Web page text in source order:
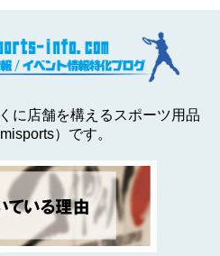
に店舗を構えるスポーツ用品
）です。